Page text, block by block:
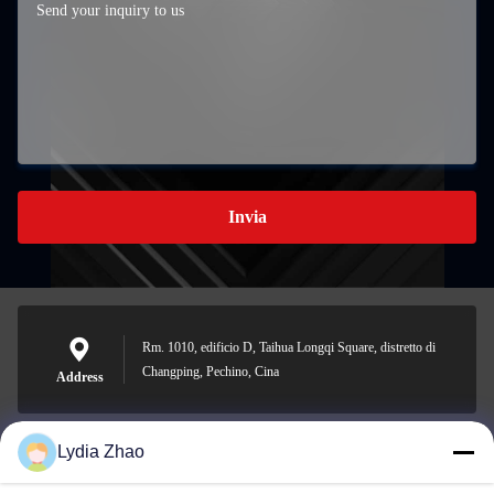
Invia
Address
Rm. 1010, edificio D, Taihua Longqi Square, distretto di
Changping, Pechino, Cina
jesingd@vip.sina.com
Lydia Zhao